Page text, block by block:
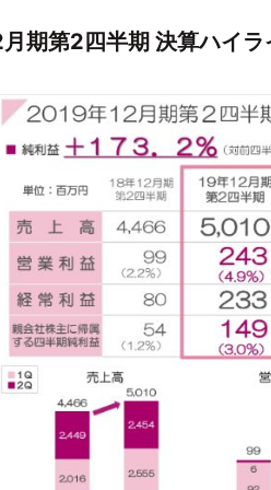
期第2四半期 決算ハイラ